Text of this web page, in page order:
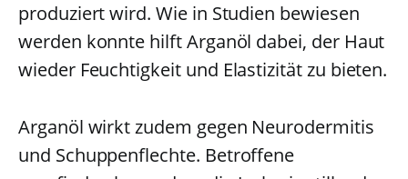
produziert wird. Wie in Studien bewiesen
werden konnte hilft Arganöl dabei, der Haut
wieder Feuchtigkeit und Elastizität zu bieten.
Arganöl wirkt zudem gegen Neurodermitis
und Schuppenflechte. Betroffene